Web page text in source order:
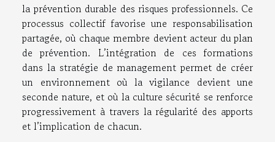
la prévention durable des risques professionnels. Ce
processus collectif favorise une responsabilisation
partagée, où chaque membre devient acteur du plan
de prévention. L’intégration de ces formations
dans la stratégie de management permet de créer
un environnement où la vigilance devient une
seconde nature, et où la culture sécurité se renforce
progressivement à travers la régularité des apports
et l’implication de chacun.